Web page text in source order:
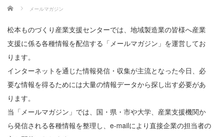
ホーム メールマガジン
松本ものづくり産業支援センターでは、地域製造業の皆様へ産業
支援に係る各種情報を配信する「メールマガジン」を運営してお
ります。
インターネットを通じた情報発信・収集が主流となった今日、必
要な情報を得るためには大量の情報データから探し出す必要があ
ります。
当「メールマガジン」では、国・県・市や大学、産業支援機関か
ら発信される各種情報を整理し、e-mailにより直接企業の担当者の